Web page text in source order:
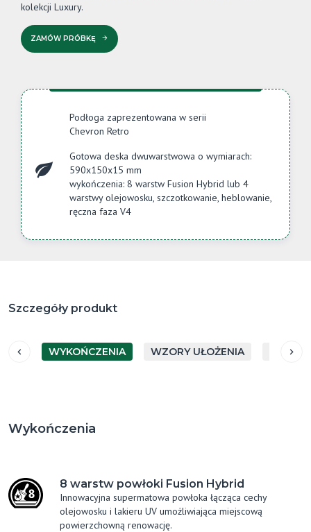
kolekcji Luxury.
ZAMÓW PRÓBKĘ
Podłoga zaprezentowana w serii
Chevron Retro
Gotowa deska dwuwarstwowa o wymiarach:
590x150x15 mm
wykończenia: 8 warstw Fusion Hybrid lub 4
warstwy olejowosku, szczotkowanie, heblowanie,
ręczna faza V4
Szczegóły produkt
WYKOŃCZENIA WZORY UŁOŻENIA
Wykończenia
8 warstw powłoki Fusion Hybrid
Innowacyjna supermatowa powłoka łącząca cechy
olejowosku i lakieru UV umożliwiająca miejscową
powierzchowną renowację.